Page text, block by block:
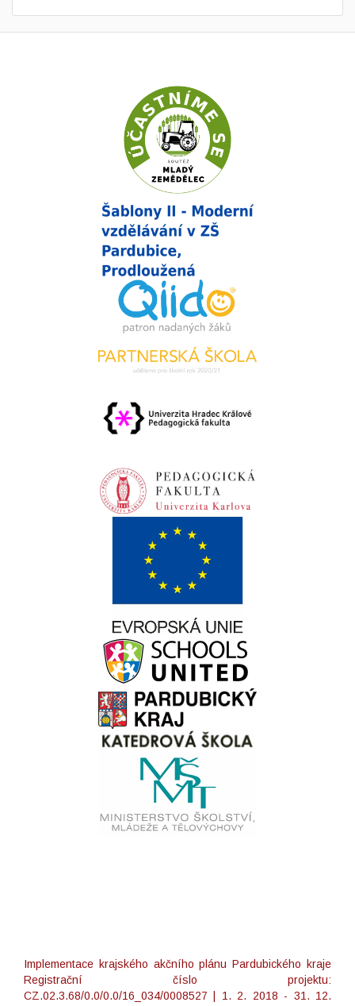
Implementace krajského akčního plánu Pardubického kraje
Registrační číslo projektu:
CZ.02.3.68/0.0/0.0/16_034/0008527 | 1. 2. 2018 - 31. 12.